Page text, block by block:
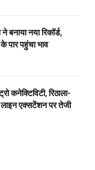
नया रिकॉर्ड,
पार पहुंचा भाव
कनेक्टिविटी, रिठाला-
लाइन एक्सटेंशन पर तेजी